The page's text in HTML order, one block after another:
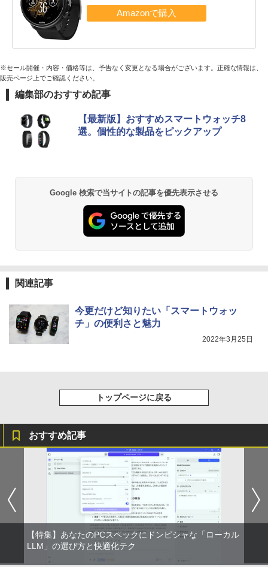
※セール開催・内容・価格等は、予告なく変更となる場合がございます。正確な情報は、
販売ページ上でご確認ください。
編集部のおすすめ記事
【最新版】おすすめスマートウォッチ8
選。個性的な製品をピックアップ
Google 検索で当サイトの記事を優先表示させる
関連記事
今更だけど知りたい「スマートウォッ
チ」の便利さと魅力
2022年3月25日
トップページに戻る
おすすめ記事
【特集】あなたのPCスペックにドンピシャな「ローカル
LLM」の選び方と快適化テク